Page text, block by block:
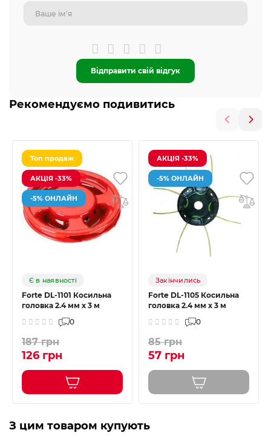
Відправити свій відгук
Рекомендуємо подивитись
Топ продаж
АКЦІЯ -33%
-5% ОНЛАЙН
Є в наявності
Forte DL-1101 Косильна
головка 2.4 мм х 3 м
0
187 грн
126 грн
АКЦІЯ -33%
-5% ОНЛАЙН
Закінчились
Forte DL-1105 Косильна
головка 2.4 мм х 3 м
0
85 грн
57 грн
З цим товаром купують